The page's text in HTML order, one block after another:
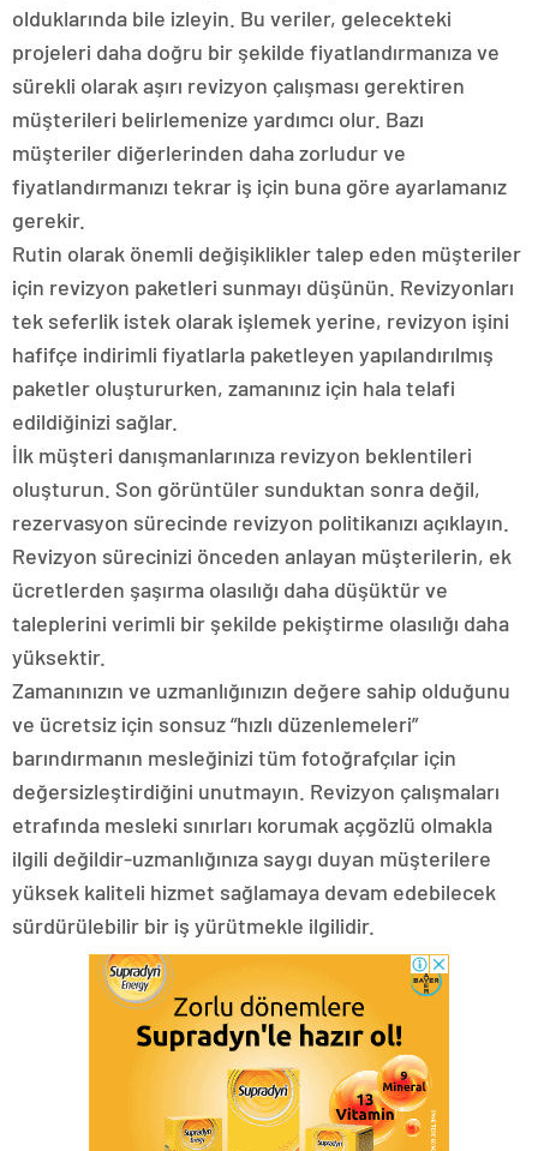
olduklarında bile izleyin. Bu veriler, gelecekteki
projeleri daha doğru bir şekilde fiyatlandırmanıza ve
sürekli olarak aşırı revizyon çalışması gerektiren
müşterileri belirlemenize yardımcı olur. Bazı
müşteriler diğerlerinden daha zorludur ve
fiyatlandırmanızı tekrar iş için buna göre ayarlamanız
gerekir.
Rutin olarak önemli değişiklikler talep eden müşteriler
için revizyon paketleri sunmayı düşünün. Revizyonları
tek seferlik istek olarak işlemek yerine, revizyon işini
hafifçe indirimli fiyatlarla paketleyen yapılandırılmış
paketler oluştururken, zamanınız için hala telafi
edildiğinizi sağlar.
İlk müşteri danışmanlarınıza revizyon beklentileri
oluşturun. Son görüntüler sunduktan sonra değil,
rezervasyon sürecinde revizyon politikanızı açıklayın.
Revizyon sürecinizi önceden anlayan müşterilerin, ek
ücretlerden şaşırma olasılığı daha düşüktür ve
taleplerini verimli bir şekilde pekiştirme olasılığı daha
yüksektir.
Zamanınızın ve uzmanlığınızın değere sahip olduğunu
ve ücretsiz için sonsuz “hızlı düzenlemeleri”
barındırmanın mesleğinizi tüm fotoğrafçılar için
değersizleştirdiğini unutmayın. Revizyon çalışmaları
etrafında mesleki sınırları korumak açgözlü olmakla
ilgili değildir-uzmanlığınıza saygı duyan müşterilere
yüksek kaliteli hizmet sağlamaya devam edebilecek
sürdürülebilir bir iş yürütmekle ilgilidir.